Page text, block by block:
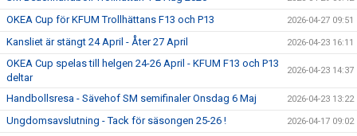
OKEA Cup för KFUM Trollhättans F13 och P13 2026-04-27 09:51
Kansliet är stängt 24 April - Åter 27 April 2026-04-23 16:11
OKEA Cup spelas till helgen 24-26 April - KFUM F13 och P13
deltar
2026-04-23 14:37
Handbollsresa - Sävehof SM semifinaler Onsdag 6 Maj 2026-04-23 13:22
Ungdomsavslutning - Tack för säsongen 25-26 ! 2026-04-17 09:02